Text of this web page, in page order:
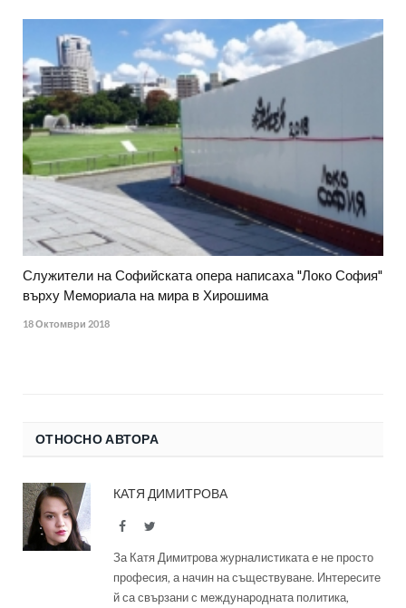
Служители на Софийската опера написаха "Локо София"
върху Мемориала на мира в Хирошима
18 Октомври 2018
ОТНОСНО АВТОРА
КАТЯ ДИМИТРОВА
FacebookTwitter
За Катя Димитрова журналистиката е не просто
професия, а начин на съществуване. Интересите
й са свързани с международната политика,